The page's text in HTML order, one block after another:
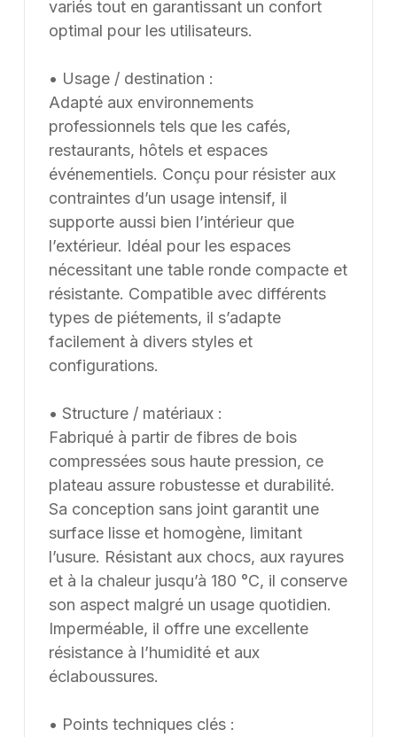
Supply8 accompagne les professionnels de la
restauration, de l’hôtellerie, de l’événementiel et des
d’aménagement, en France et à l’international. Les
modèles présentés au catalogue sont adaptables sur
mesure, notamment en termes de dimensions, de
finitions et de coloris, selon les besoins du client. Nous
pouvons également développer des solutions sur
mesure à partir d’une feuille blanche, chaque projet
pouvant être conçu et ajusté selon les contraintes et
les usages spécifiques.
variés tout en garantissant un confort
optimal pour les utilisateurs.
• Usage / destination :
Adapté aux environnements
professionnels tels que les cafés,
restaurants, hôtels et espaces
événementiels. Conçu pour résister aux
contraintes d’un usage intensif, il
supporte aussi bien l’intérieur que
l’extérieur. Idéal pour les espaces
nécessitant une table ronde compacte et
résistante. Compatible avec différents
types de piétements, il s’adapte
facilement à divers styles et
configurations.
• Structure / matériaux :
Fabriqué à partir de fibres de bois
compressées sous haute pression, ce
plateau assure robustesse et durabilité.
Sa conception sans joint garantit une
surface lisse et homogène, limitant
l’usure. Résistant aux chocs, aux rayures
et à la chaleur jusqu’à 180 °C, il conserve
son aspect malgré un usage quotidien.
Imperméable, il offre une excellente
résistance à l’humidité et aux
éclaboussures.
• Points techniques clés :